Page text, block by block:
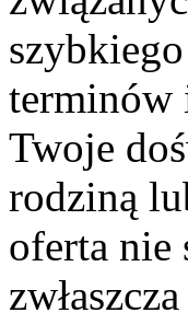
terminów
Twoje
rodziną
oferta nie